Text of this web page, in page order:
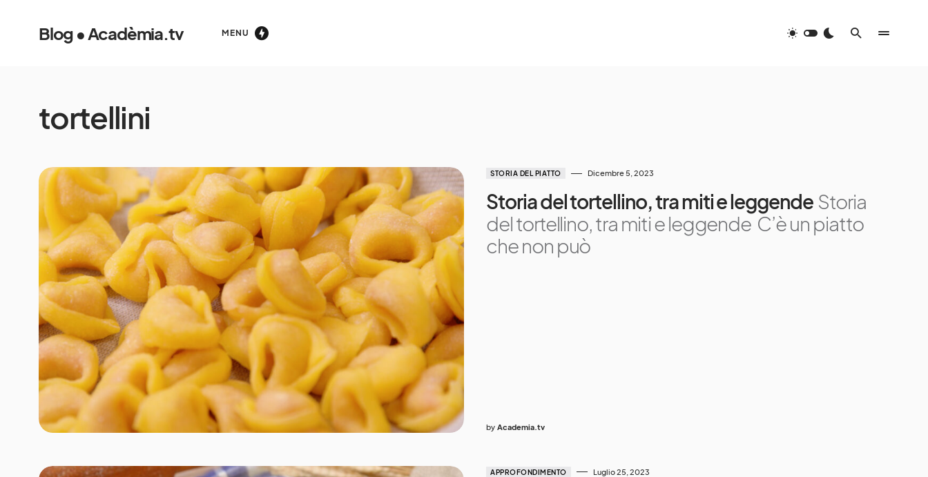
Blog • Acadèmia.tv MENU
tortellini
STORIA DEL PIATTO Dicembre 5, 2023
Storia del tortellino, tra miti e leggende Storia
del tortellino, tra miti e leggende C’è un piatto
che non può
by Academia.tv
APPROFONDIMENTO Luglio 25, 2023